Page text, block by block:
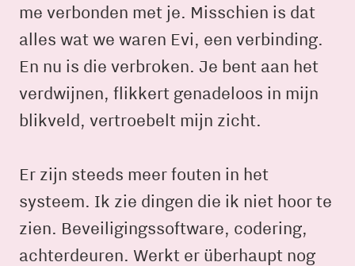
me verbonden met je. Misschien is dat
alles wat we waren Evi, een verbinding.
En nu is die verbroken. Je bent aan het
verdwijnen, flikkert genadeloos in mijn
blikveld, vertroebelt mijn zicht.
Er zijn steeds meer fouten in het
systeem. Ik zie dingen die ik niet hoor te
zien. Beveiligingssoftware, codering,
achterdeuren. Werkt er überhaupt nog